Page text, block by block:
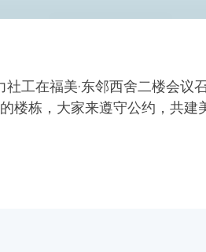
工在福美·东邻西舍二楼会议
栋，大家来遵守公约，共建